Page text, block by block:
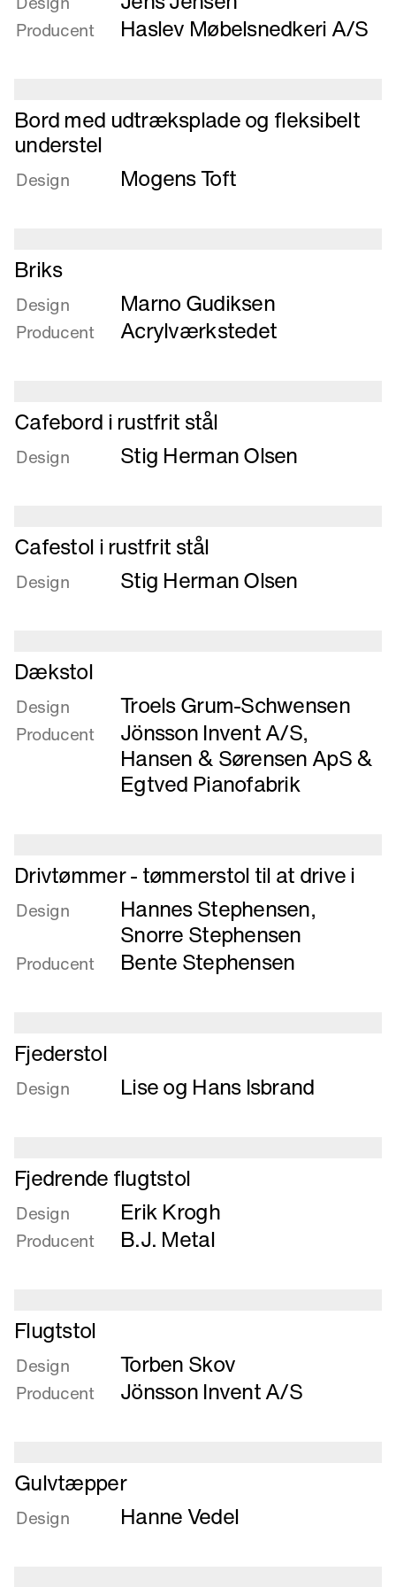
Bord
Producent Haslev Møbelsnedkeri A/S
Læs
mere
om
Bord
fleksibelt
understel
Bord med udtræksplade og fleksibelt
understel
Design Mogens Toft
Læs
mere
om
Briks
Briks
Design Marno Gudiksen
Producent Acrylværkstedet
Læs
mere
om
stål
Cafebord i rustfrit stål
Design Stig Herman Olsen
Læs
mere
om
stål
Cafestol i rustfrit stål
Design Stig Herman Olsen
Læs
mere
om
Dækstol
Dækstol
Design Troels Grum-Schwensen
Producent Jönsson Invent A/S,
Hansen & Sørensen ApS&
Egtved Pianofabrik
Læs
mere
om
tømmerstol
i
Drivtømmer - tømmerstol til at drive i
Design Hannes Stephensen,
Snorre Stephensen
Producent Bente Stephensen
Læs
mere
om
Fjederstol
Design Lise og Hans Isbrand
Læs
mere
om
Fjedrende
flugtstol
Fjedrende flugtstol
Design Erik Krogh
Producent B.J. Metal
Læs
mere
om
Flugtstol
Flugtstol
Design Torben Skov
Producent Jönsson Invent A/S
Læs
mere
om
Gulvtæpper
Design Hanne Vedel